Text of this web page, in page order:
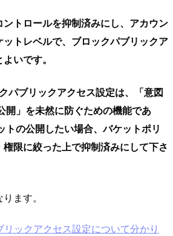
ントロールを抑制済みにし、アカウン
ットレベルで、ブロックパブリックア
いです。
パブリックアクセス設定は、「意図
開」を未然に防ぐための機能であ
トの公開したい場合、バケットポリ
限に絞った上で抑制済みにして下さ
ます。
ックアクセス設定について分かり